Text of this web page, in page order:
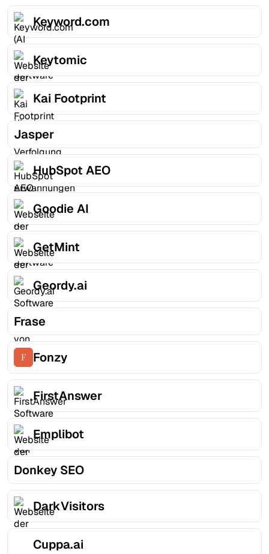
Keyword.com
Keytomic
Kai Footprint
Jasper
HubSpot AEO
Goodie AI
GetMint
Geordy.ai
Frase
Fonzy
FirstAnswer
Emplibot
Donkey SEO
DarkVisitors
Cuppa.ai